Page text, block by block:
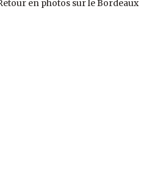
en photos sur le Bordeaux